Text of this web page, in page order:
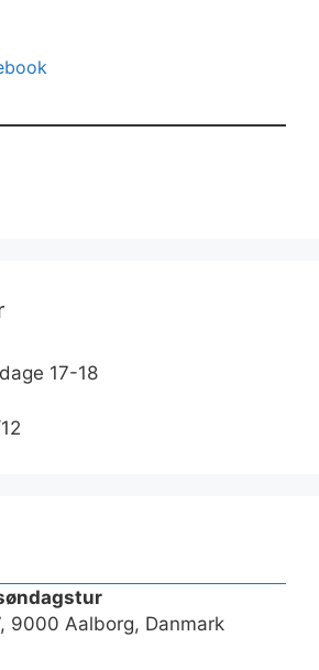
17-18
9000 Aalborg, Danmark